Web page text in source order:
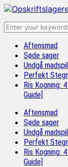
Aftensmad
Søde sager
Undgå
Perfekt
Ris Kogning:
Guide]
Aftensmad
Søde sager
Undgå
Perfekt
Ris Kogning:
Guide]